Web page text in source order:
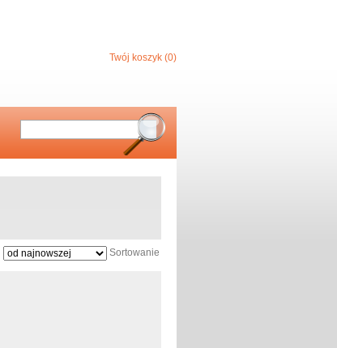
Twój koszyk (0)
Sortowanie